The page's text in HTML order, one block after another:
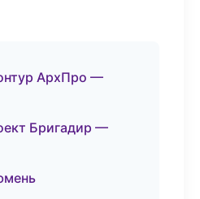
АрхПро —
Бригадир —